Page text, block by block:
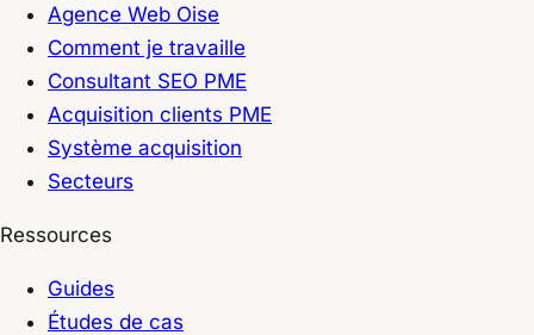
Agence Web Oise
Comment je travaille
Consultant SEO PME
Acquisition clients PME
Système acquisition
Secteurs
Ressources
Guides
Études de cas